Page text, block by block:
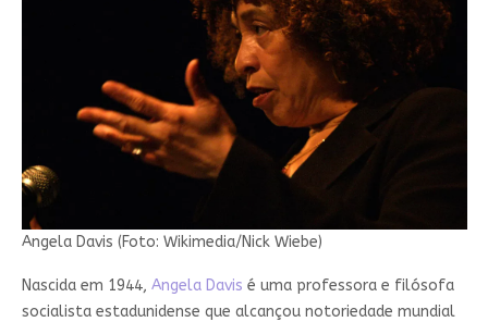
Angela Davis (Foto: Wikimedia/Nick Wiebe)
Nascida em 1944, Angela Davis é uma professora e filósofa
socialista estadunidense que alcançou notoriedade mundial